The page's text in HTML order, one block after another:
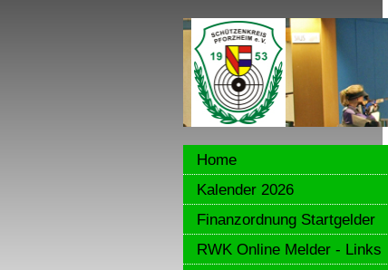
Home
Kalender 2026
Finanzordnung Startgelder
RWK Online Melder - Links